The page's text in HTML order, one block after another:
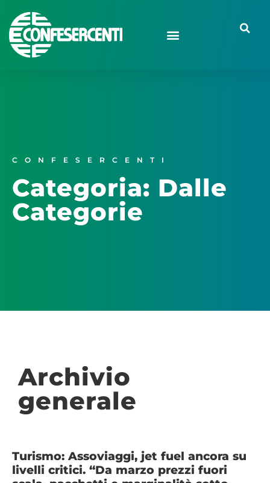
CONFESERCENTI
Categoria: Dalle
Categorie
Archivio
generale
Turismo: Assoviaggi, jet fuel ancora su
livelli critici. “Da marzo prezzi fuori